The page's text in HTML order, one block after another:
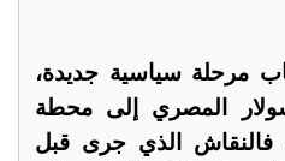
مرحلة سياسية جديدة،
المصري إلى محطة
فالنقاش الذي جرى قبل